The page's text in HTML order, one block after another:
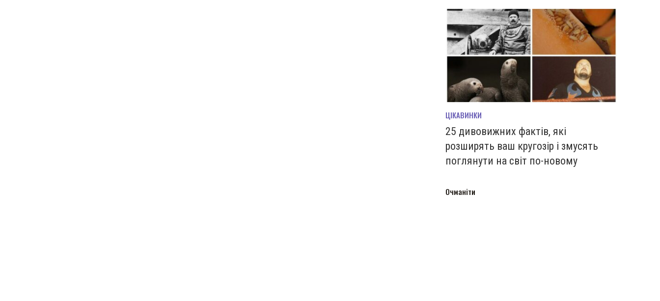
ЦІКАВИНКИ
25 дивовижних фактів, які
розширять ваш кругозір і змусять
поглянути на світ по-новому
Очманіти